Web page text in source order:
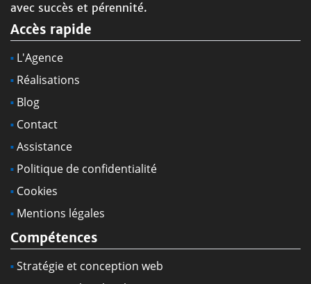
avec succès et pérennité.
Accès rapide
L'Agence
Réalisations
Blog
Contact
Assistance
Politique de confidentialité
Cookies
Mentions légales
Compétences
Stratégie et conception web